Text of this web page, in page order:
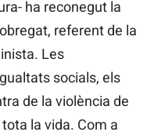
ha reconegut la
referent de la
Les
socials, els
de la violència de
la vida. Com a